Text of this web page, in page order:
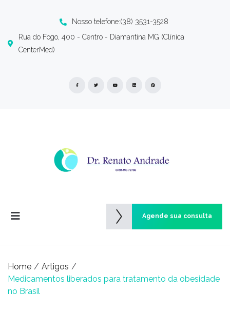
Nosso telefone:(38) 3531-3528
Rua do Fogo, 400 - Centro - Diamantina MG (Clínica
CenterMed)
Agende sua consulta
Home / Artigos /
Medicamentos liberados para tratamento da obesidade
no Brasil